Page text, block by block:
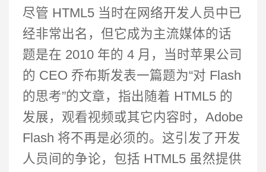
尽管 HTML5 当时在网络开发人员中已
经非常出名，但它成为主流媒体的话
题是在 2010 年的 4 月，当时苹果公司
的 CEO 乔布斯发表一篇题为“对 Flash
的思考”的文章，指出随着 HTML5 的
发展，观看视频或其它内容时，Adobe
Flash 将不再是必须的。这引发了开发
人员间的争论，包括 HTML5 虽然提供